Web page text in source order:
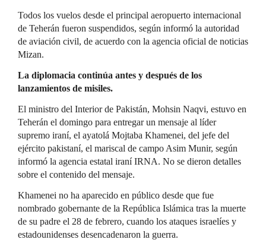
Todos los vuelos desde el principal aeropuerto internacional
de Teherán fueron suspendidos, según informó la autoridad
de aviación civil, de acuerdo con la agencia oficial de noticias
Mizan.
La diplomacia continúa antes y después de los
lanzamientos de misiles.
El ministro del Interior de Pakistán, Mohsin Naqvi, estuvo en
Teherán el domingo para entregar un mensaje al líder
supremo iraní, el ayatolá Mojtaba Khamenei, del jefe del
ejército pakistaní, el mariscal de campo Asim Munir, según
informó la agencia estatal iraní IRNA. No se dieron detalles
sobre el contenido del mensaje.
Khamenei no ha aparecido en público desde que fue
nombrado gobernante de la República Islámica tras la muerte
de su padre el 28 de febrero, cuando los ataques israelíes y
estadounidenses desencadenaron la guerra.